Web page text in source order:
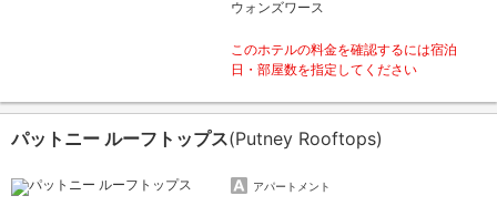
ウォンズワース
このホテルの料金を確認するには宿泊
日・部屋数を指定してください
パットニー ルーフトップス(Putney Rooftops)
アパートメント